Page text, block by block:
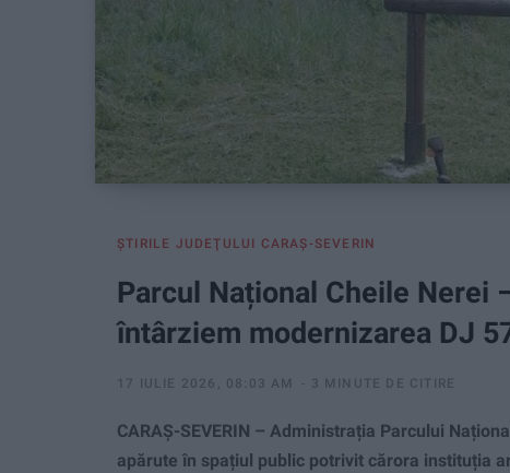
ŞTIRILE JUDEŢULUI CARAŞ-SEVERIN
Parcul Național Cheile Nerei
întârziem modernizarea DJ
17 IULIE 2026, 08:03 AM 3 MINUTE DE CITIRE
CARAȘ-SEVERIN – Administrația Parcului
apărute în spațiul public potrivit cărora instituția